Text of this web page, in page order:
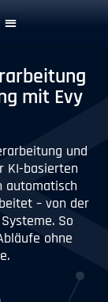
mit Evy
und
KI-basierten
automatisch
– von der
So
ohne